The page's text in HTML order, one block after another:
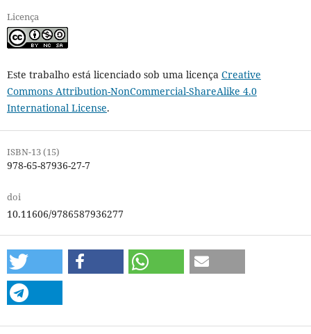
Licença
Este trabalho está licenciado sob uma licença Creative
Commons Attribution-NonCommercial-ShareAlike 4.0
International License.
ISBN-13 (15)
978-65-87936-27-7
doi
10.11606/9786587936277